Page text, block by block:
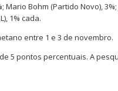
Mario Bohm (Partido Novo),
1% cada.
entre 1 e 3 de novembro.
5 pontos percentuais. A